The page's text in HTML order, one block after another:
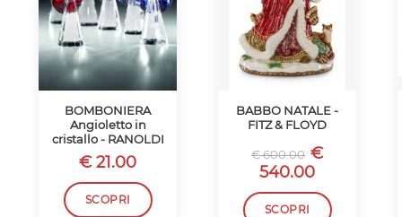
BOMBONIERA
Angioletto in
cristallo - RANOLDI
€ 21.00
SCOPRI
BABBO NATALE -
FITZ & FLOYD
€ 600.00 €
540.00
SCOPRI